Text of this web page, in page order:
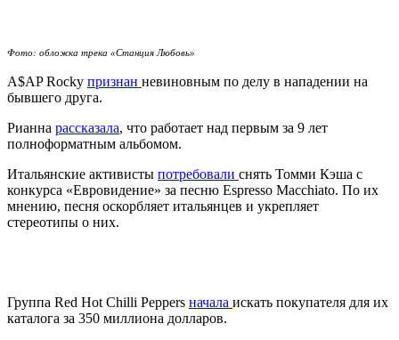
Фото: обложка трека «Станция Любовь»
A$AP Rocky признан невиновным по делу в нападении на
бывшего друга.
Рианна рассказала, что работает над первым за 9 лет
полноформатным альбомом.
Итальянские активисты потребовали снять Томми Кэша с
конкурса «Евровидение» за песню Espresso Macchiato. По их
мнению, песня оскорбляет итальянцев и укрепляет
стереотипы о них.
Группа Red Hot Chilli Peppers начала искать покупателя для их
каталога за 350 миллиона долларов.